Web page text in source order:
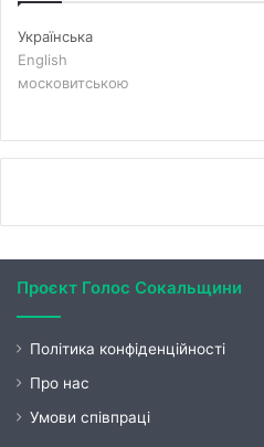
Українська
English
московитською
Проєкт Голос Сокальщини
Політика конфіденційності
Про нас
Умови співпраці